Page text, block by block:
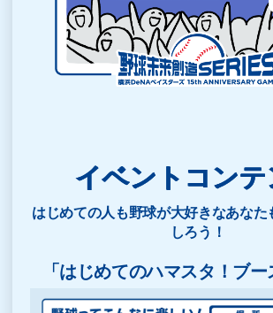
イベントコン
はじめての人も野球が大好きなあなた
しろう！
「はじめてのハマスタ！ブー